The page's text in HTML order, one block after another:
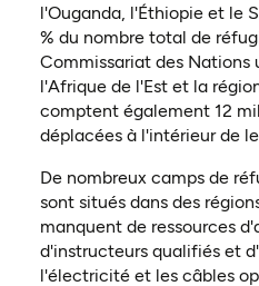
l'Ouganda, l'Éthiopie et le
% du nombre total de
Commissariat des Nations
l'Afrique de l'Est et la
comptent également 12
déplacées à l'intérieur de
De nombreux camps de
sont situés dans des
manquent de ressources
d'instructeurs qualifiés et
l'électricité et les câbles